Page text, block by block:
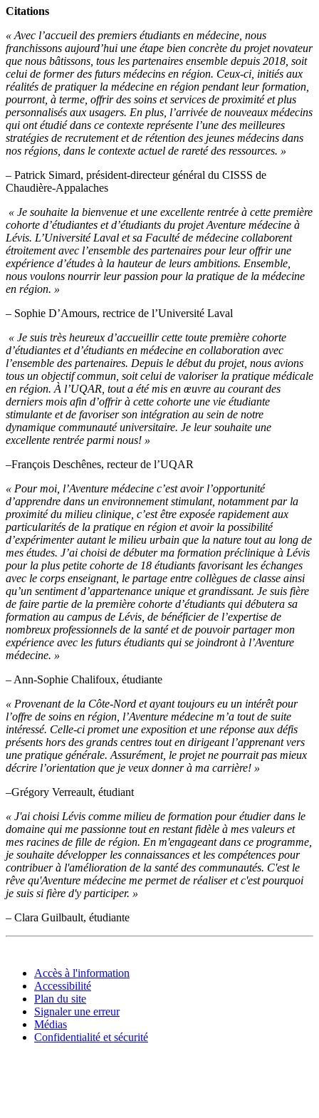
Citations
« Avec l’accueil des premiers étudiants en médecine, nous
franchissons aujourd’hui une étape bien concrète du projet novateur
que nous bâtissons, tous les partenaires ensemble depuis 2018, soit
celui de former des futurs médecins en région. Ceux-ci, initiés aux
réalités de pratiquer la médecine en région pendant leur formation,
pourront, à terme, offrir des soins et services de proximité et plus
personnalisés aux usagers. En plus, l’arrivée de nouveaux médecins
qui ont étudié dans ce contexte représente l’une des meilleures
stratégies de recrutement et de rétention des jeunes médecins dans
nos régions, dans le contexte actuel de rareté des ressources. »
– Patrick Simard, président-directeur général du CISSS de
Chaudière-Appalaches
« Je souhaite la bienvenue et une excellente rentrée à cette première
cohorte d’étudiantes et d’étudiants du projet Aventure médecine à
Lévis. L’Université Laval et sa Faculté de médecine collaborent
étroitement avec l’ensemble des partenaires pour leur offrir une
expérience d’études à la hauteur de leurs ambitions. Ensemble,
nous voulons nourrir leur passion pour la pratique de la médecine
en région. »
– Sophie D’Amours, rectrice de l’Université Laval
« Je suis très heureux d’accueillir cette toute première cohorte
d’étudiantes et d’étudiants en médecine en collaboration avec
l’ensemble des partenaires. Depuis le début du projet, nous avions
tous un objectif commun, soit celui de valoriser la pratique médicale
en région. À l’UQAR, tout a été mis en œuvre au courant des
derniers mois afin d’offrir à cette cohorte une vie étudiante
stimulante et de favoriser son intégration au sein de notre
dynamique communauté universitaire. Je leur souhaite une
excellente rentrée parmi nous! »
–François Deschênes, recteur de l’UQAR
« Pour moi, l’Aventure médecine c’est avoir l’opportunité
d’apprendre dans un environnement stimulant, notamment par la
proximité du milieu clinique, c’est être exposée rapidement aux
particularités de la pratique en région et avoir la possibilité
d’expérimenter autant le milieu urbain que la nature tout au long de
mes études. J’ai choisi de débuter ma formation préclinique à Lévis
pour la plus petite cohorte de 18 étudiants favorisant les échanges
avec le corps enseignant, le partage entre collègues de classe ainsi
qu’un sentiment d’appartenance unique et grandissant. Je suis fière
de faire partie de la première cohorte d’étudiants qui débutera sa
formation au campus de Lévis, de bénéficier de l’expertise de
nombreux professionnels de la santé et de pouvoir partager mon
expérience avec les futurs étudiants qui se joindront à l’Aventure
médecine. »
– Ann-Sophie Chalifoux, étudiante
« Provenant de la Côte-Nord et ayant toujours eu un intérêt pour
l’offre de soins en région, l’Aventure médecine m’a tout de suite
intéressé. Celle-ci promet une exposition et une réponse aux défis
présents hors des grands centres tout en dirigeant l’apprenant vers
une pratique générale. Assurément, le projet ne pourrait pas mieux
décrire l’orientation que je veux donner à ma carrière! »
–Grégory Verreault, étudiant
« J'ai choisi Lévis comme milieu de formation pour étudier dans le
domaine qui me passionne tout en restant fidèle à mes valeurs et
mes racines de fille de région. En m'engageant dans ce programme,
je souhaite développer les connaissances et les compétences pour
contribuer à l'amélioration de la santé des communautés. C'est le
rêve qu'Aventure médecine me permet de réaliser et c'est pourquoi
je suis si fière d'y participer. »
– Clara Guilbault, étudiante
Accès à l'information
Accessibilité
Plan du site
Signaler une erreur
Médias
Confidentialité et sécurité